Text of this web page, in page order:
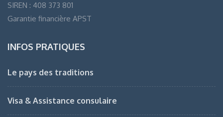
SIREN : 408 373 801
Garantie financière APST
INFOS PRATIQUES
Le pays des traditions
Visa & Assistance consulaire